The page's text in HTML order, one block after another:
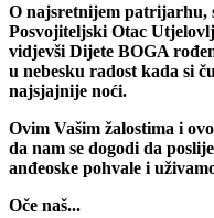
O najsretnijem patrijarhu,
Posvojiteljski Otac
vidjevši Dijete BOGA
u nebesku radost kada si
najsjajnije noći.
Ovim Vašim žalostima i
da nam se dogodi da
anđeoske pohvale i
Oče naš...